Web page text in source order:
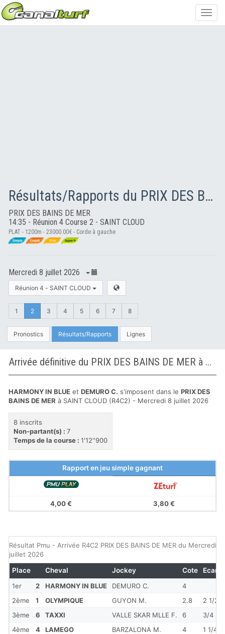
Résultats/Rapports du PRIX DES BAINS DE MER
PRIX DES BAINS DE MER
14:35 - Réunion 4 Course 2 - SAINT CLOUD
PLAT - 1200m - 23000.00€ - Corde à gauche
Mercredi 8 juillet 2026
Réunion 4 - SAINT CLOUD
1 2 3 4 5 6 7 8
Pronostics Résultats/Rapports Lignes
Arrivée définitive du PRIX DES BAINS DE MER à SAINT CLOUD
HARMONY IN BLUE et DEMURO C. s'imposent dans le PRIX DES
BAINS DE MER à SAINT CLOUD (R4C2) - Mercredi 8 juillet 2026
8 inscrits
Non-partant(s) : 7
Temps de la course : 1'12''900
Rapport en jeu simple gagnant
4,00 € 3,80 €
Résultat Pmu - Arrivée R4C2 PRIX DES BAINS DE MER du Mercredi 8
juillet 2026
1er 2 HARMONY IN BLUE DEMURO C.
4
2ème
1 OLYMPIQUE GUYON M. 2.8
2 1/2
3ème
6 TAXXI VALLE SKAR MLLE F. 6
3/4
4ème
4 LAMEGO BARZALONA M. 4
1 1/4
Place Cheval Jockey Cote Ecart